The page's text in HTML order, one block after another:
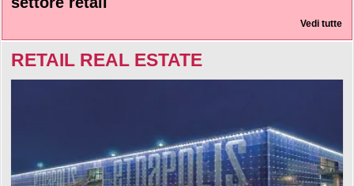
Vedi tutte
RETAIL REAL ESTATE